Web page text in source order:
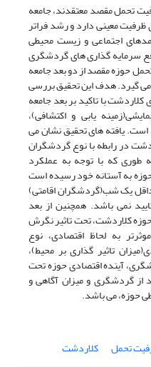
تحمل مقصد معتقدند، جامعه
معینی دارد و رشد فراتر
اجتماعی و زیست محیطی
سرمایه گذاری های گردشگری
حوزه مقصد از دو بعد جامعه
گیرد. هدف این تحقیق بررسی
با تاکید بر بعد جامعه
یابی و اکتشافی)،
است. یافته های تحقیق نشان می
در رابطه با نوع گردشگران
طوری که با توجه به عملکرد
به آستانه خود رسیده است
یک شب(گردشگران اقامتی)
نمی باشد. همچنین از بعد
کلاردشت، تحت تاثیر نگرش
به لحاظ اقتصادی، نوع
تاثیر گذاری بر محیط)،
آینده اقتصادی حوزه تحت
از گردشگری و میزان آگاهی و
حوزه، می باشد.
تحمل کلاردشت